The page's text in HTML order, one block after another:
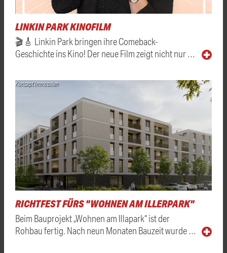
LINKIN PARK KINOFILM
🎬🎸 Linkin Park bringen ihre Comeback-
Geschichte ins Kino! Der neue Film zeigt nicht nur …
Konzept Immobilien
RICHTFEST FÜRS "WOHNEN AM ILLERPARK"
Beim Bauprojekt „Wohnen am Illapark“ ist der
Rohbau fertig. Nach neun Monaten Bauzeit wurde …